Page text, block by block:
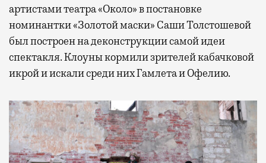
артистами театра «Около» в постановке
номинантки «Золотой маски» Саши Толстошевой
был построен на деконструкции самой идеи
спектакля. Клоуны кормили зрителей кабачковой
икрой и искали среди них Гамлета и Офелию.